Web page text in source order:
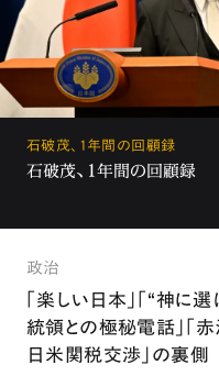
石破茂、1年間の回顧録
石破茂、1年間の回顧録
政治
「楽しい日本」「“神に
統領との極秘電話」「
日米関税交渉」の裏